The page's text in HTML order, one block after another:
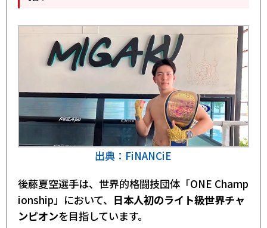
出典：FiNANCiE
後藤夏空選手は、世界的格闘技団体「ONE Champ
ionship」において、 日本人初のライト級世界チャ
ンピオンを目指しています。